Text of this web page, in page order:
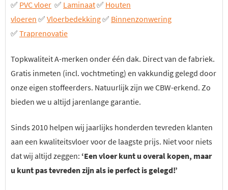
✅ PVC vloer ✅ Laminaat✅ Houten
vloeren ✅ Vloerbedekking✅ Binnenzonwering
✅ Traprenovatie
Topkwaliteit A-merken onder één dak. Direct van de fabriek.
Gratis inmeten (incl. vochtmeting) en vakkundig gelegd door
onze eigen stoffeerders. Natuurlijk zijn we CBW-erkend. Zo
bieden we u altijd jarenlange garantie.
Sinds 2010 helpen wij jaarlijks honderden tevreden klanten
aan een kwaliteitsvloer voor de laagste prijs. Niet voor niets
dat wij altijd zeggen: ‘Een vloer kunt u overal kopen, maar
u kunt pas tevreden zijn als ie perfect is gelegd!’